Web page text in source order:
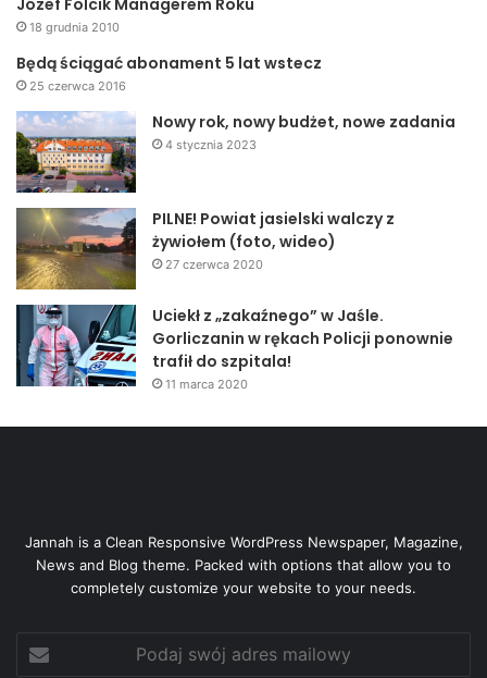
OTOCZENIE FIRMY
Beata Tabaka, ul. 3-go Maja –
KATEGORIA OTOCZENIE BLOKU
Józef Folcik Managerem Roku
18 grudnia 2010
Będą ściągać abonament 5 lat wstecz
25 czerwca 2016
Nowy rok, nowy budżet, nowe zadania
4 stycznia 2023
PILNE! Powiat jasielski walczy z
żywiołem (foto, wideo)
27 czerwca 2020
Uciekł z „zakaźnego” w Jaśle.
Gorliczanin w rękach Policji ponownie
trafił do szpitala!
11 marca 2020
Jannah is a Clean Responsive WordPress Newspaper, Magazine,
News and Blog theme. Packed with options that allow you to
completely customize your website to your needs.
Podaj
swój